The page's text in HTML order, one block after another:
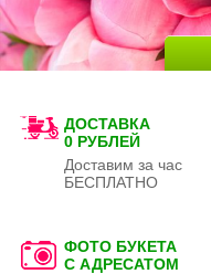
ДОСТАВКА
0 РУБЛЕЙ
Доставим за час
БЕСПЛАТНО
ФОТО БУКЕТА
С АДРЕСАТОМ